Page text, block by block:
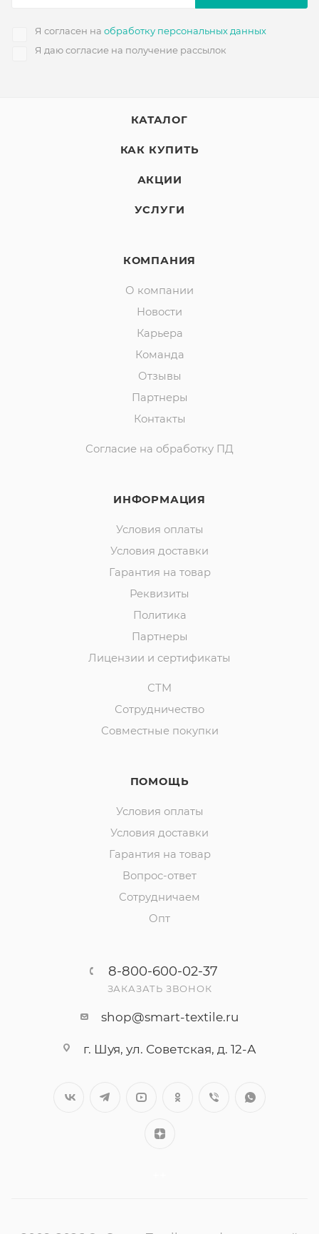
Я согласен на обработку персональных данных
Я даю согласие на получение рассылок
КАТАЛОГ
КАК КУПИТЬ
АКЦИИ
УСЛУГИ
КОМПАНИЯ
О компании
Новости
Карьера
Команда
Отзывы
Партнеры
Контакты
Согласие на обработку ПД
ИНФОРМАЦИЯ
Условия оплаты
Условия доставки
Гарантия на товар
Реквизиты
Политика
Партнеры
Лицензии и сертификаты
СТМ
Сотрудничество
Совместные покупки
ПОМОЩЬ
Условия оплаты
Условия доставки
Гарантия на товар
Вопрос-ответ
Сотрудничаем
Опт
8-800-600-02-37
ЗАКАЗАТЬ ЗВОНОК
shop@smart-textile.ru
г. Шуя, ул. Советская, д. 12-А